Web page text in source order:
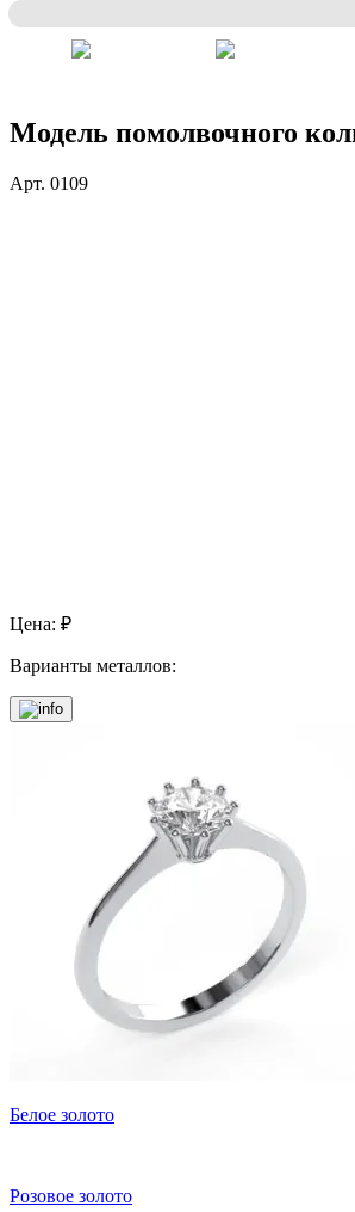
Модель помолвочного
Арт. 0109
Цена: ₽
Варианты металлов:
Белое золото
Розовое золото